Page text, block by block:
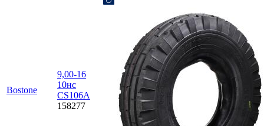
Bostone
9,00-16
10нс
CS106A
158277